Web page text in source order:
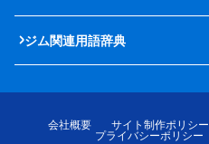
ジム関連用語辞典
会社概要 サイト制作ポリシー
プライバシーポリシー